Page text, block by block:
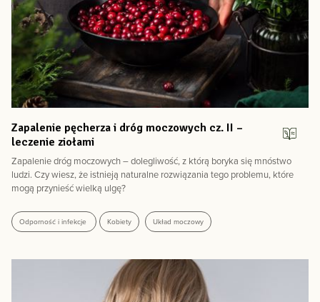
Zapalenie pęcherza i dróg moczowych cz. II –
leczenie ziołami
Zapalenie dróg moczowych – dolegliwość, z którą boryka się mnóstwo
ludzi. Czy wiesz, że istnieją naturalne rozwiązania tego problemu, które
mogą przynieść wielką ulgę?
Odporność i infekcje Kobiety Układ moczowy